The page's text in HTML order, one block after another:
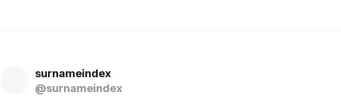
surnameindex
@surnameindex